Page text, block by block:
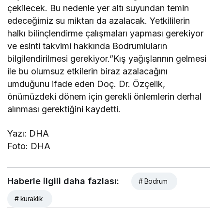
çekilecek. Bu nedenle yer altı suyundan temin
edeceğimiz su miktarı da azalacak. Yetkililerin
halkı bilinçlendirme çalışmaları yapması gerekiyor
ve esinti takvimi hakkında Bodrumluların
bilgilendirilmesi gerekiyor.”Kış yağışlarının gelmesi
ile bu olumsuz etkilerin biraz azalacağını
umduğunu ifade eden Doç. Dr. Özçelik,
önümüzdeki dönem için gerekli önlemlerin derhal
alınması gerektiğini kaydetti.
Yazı: DHA
Foto: DHA
Haberle ilgili daha fazlası: # Bodrum
# kuraklık